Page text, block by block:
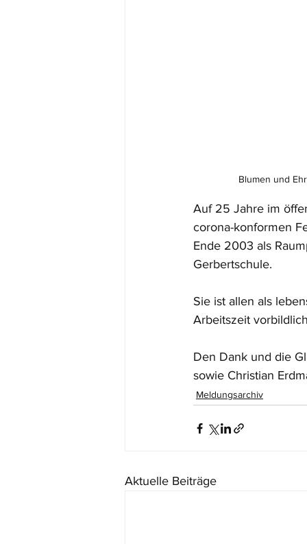
Blumen und
Auf 25 Jahre im
corona-konformen
Ende 2003 als
Gerbertschule.
Sie ist allen als
Arbeitszeit
Den Dank und die
sowie Christian
Meldungsarchiv
Aktuelle Beiträge